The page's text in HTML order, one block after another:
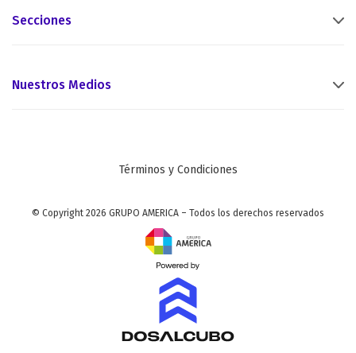
Secciones
Nuestros Medios
Términos y Condiciones
© Copyright 2026 GRUPO AMERICA – Todos los derechos reservados